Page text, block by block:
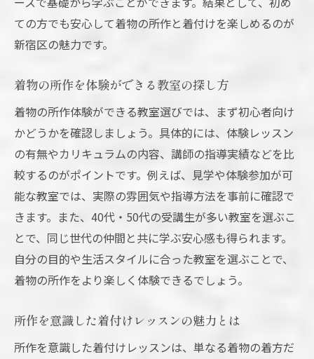
ての方でも安心して着物の所作と着付けを楽しめるのが
新宿区の魅力です。
着物の所作を体験ができる教室の探し方
着物の所作体験ができる教室選びでは、まず初心者向け
かどうかを確認しましょう。具体的には、体験レッスン
の有無やカリキュラムの内容、講師の指導実績などを比
較するのがポイントです。例えば、見学や体験参加が可
能な教室では、実際の雰囲気や指導方法を事前に確認で
きます。また、40代・50代の受講生が多い教室を選ぶこ
とで、同じ世代の仲間と共に学ぶ安心感も得られます。
自分の目的や生活スタイルに合った教室を選ぶことで、
着物の所作をより楽しく体験できるでしょう。
所作を意識した着付けレッスンの魅力とは
所作を意識した着付けレッスンは、単なる着物の着方だ